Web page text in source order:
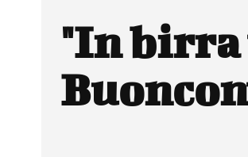
"In birra